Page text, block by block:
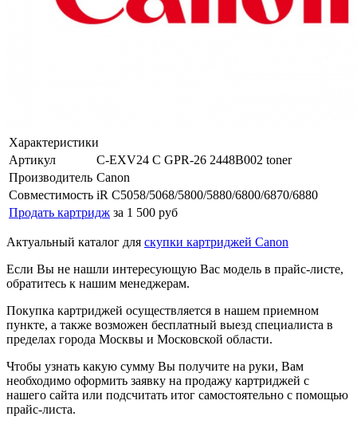
Характеристики
Артикул
C-EXV24 C GPR-26 2448B002 toner
Производитель Canon
Совместимость iR C5058/5068/5800/5880/6800/6870/6880
Продать картридж за 1 500 руб
Актуальный каталог для скупки картриджей Canon
Если Вы не нашли интересующую Вас модель в прайс-листе,
обратитесь к нашим менеджерам.
Покупка картриджей осуществляется в нашем приемном
пункте, а также возможен бесплатный выезд специалиста в
пределах города Москвы и Московской области.
Чтобы узнать какую сумму Вы получите на руки, Вам
необходимо оформить заявку на продажу картриджей с
нашего сайта или подсчитать итог самостоятельно с помощью
прайс-листа.